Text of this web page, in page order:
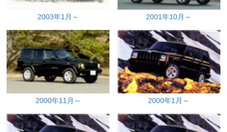
2003年1月～ 2001年10月～
2000年11月～ 2000年1月～